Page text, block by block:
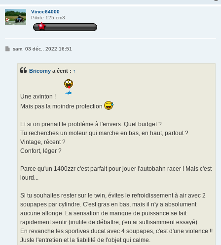
Vince64000
Pilote 125 cm3
Msam. 03 déc., 2022 16:51
Bricomy a écrit : ↑
Une avinton !
Mais pas la moindre protection
Et si on prenait le problème à l'envers. Quel budget ?
Tu recherches un moteur qui marche en bas, en haut, partout ?
Vintage, récent ?
Confort, léger ?
Parce qu'un 1400zzr c'est parfait pour jouer l'autobahn racer ! Mais c'est
lourd...
Si tu souhaites rester sur le twin, évites le refroidissement à air avec 2
soupapes par cylindre. C'est gras en bas, mais il n'y a absolument
aucune allonge. La sensation de manque de puissance se fait
rapidement sentir (inutile de débattre, j'en ai suffisamment essayé).
En revanche les sportives ducat avec 4 soupapes, c'est d'une violence !!
Juste l'entretien et la fiabilité de l'objet qui calme.